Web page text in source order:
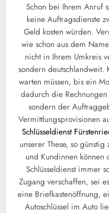
Schon bei Ihrem Anruf
keine Auftragsdienste
Geld kosten würden.
wie schon aus dem
nicht in Ihrem Umkreis
sondern
warten müssen, bis ein
dadurch die
sondern der
Vermittlungsprovisionen
Schlüsseldienst
unserer These, so
und Kundinnen können
Schlüsseldienst immer
Zugang verschaffen, sei
eine Briefkastenöffnung,
Autoschlüssel im Auto